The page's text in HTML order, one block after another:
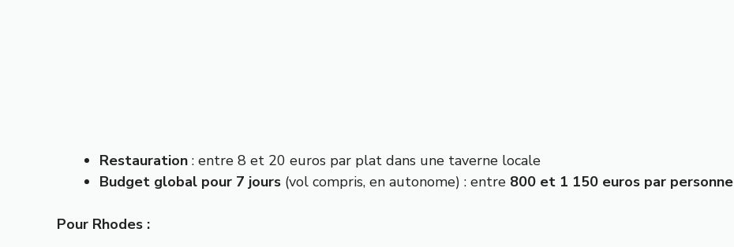
Restauration : entre 8 et 20 euros par plat dans une taverne locale
Budget global pour 7 jours (vol compris, en autonome) : entre 800 et 1 150 euros par personne
Pour Rhodes :